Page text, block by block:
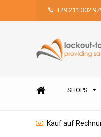
+49 211 302
SHOPS
Kauf auf